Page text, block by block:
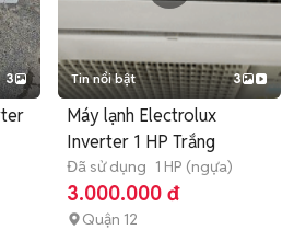
3 Tin nổi bật 3
Máy lạnh Electrolux
Inverter 1 HP Trắng
Đã sử dụng 1 HP (ngựa)
3.000.000 đ
Quận 12